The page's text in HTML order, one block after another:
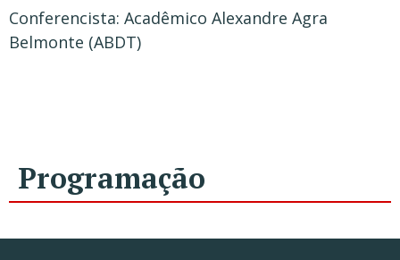
Conferencista: Acadêmico Alexandre Agra
Belmonte (ABDT)
Programação